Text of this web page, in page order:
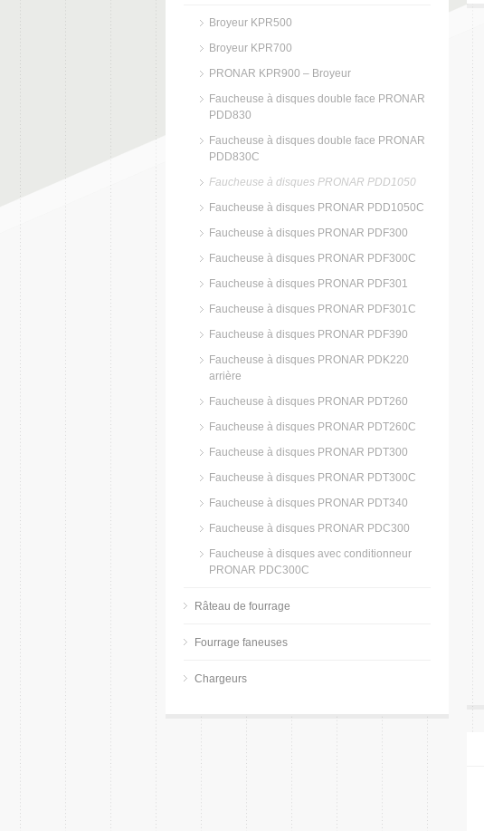
Broyeur KPR500
Broyeur KPR700
PRONAR KPR900 – Broyeur
Faucheuse à disques double face PRONAR
PDD830
Faucheuse à disques double face PRONAR
PDD830C
Faucheuse à disques PRONAR PDD1050
Faucheuse à disques PRONAR PDD1050C
Faucheuse à disques PRONAR PDF300
Faucheuse à disques PRONAR PDF300C
Faucheuse à disques PRONAR PDF301
Faucheuse à disques PRONAR PDF301C
Faucheuse à disques PRONAR PDF390
Faucheuse à disques PRONAR PDK220
arrière
Faucheuse à disques PRONAR PDT260
Faucheuse à disques PRONAR PDT260C
Faucheuse à disques PRONAR PDT300
Faucheuse à disques PRONAR PDT300C
Faucheuse à disques PRONAR PDT340
Faucheuse à disques PRONAR PDC300
Faucheuse à disques avec conditionneur
PRONAR PDC300C
Râteau de fourrage
Fourrage faneuses
Chargeurs